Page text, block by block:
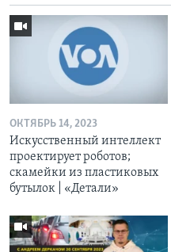
ОКТЯБРЬ 14, 2023
Искусственный интеллект
проектирует роботов;
скамейки из пластиковых
бутылок | «Детали»